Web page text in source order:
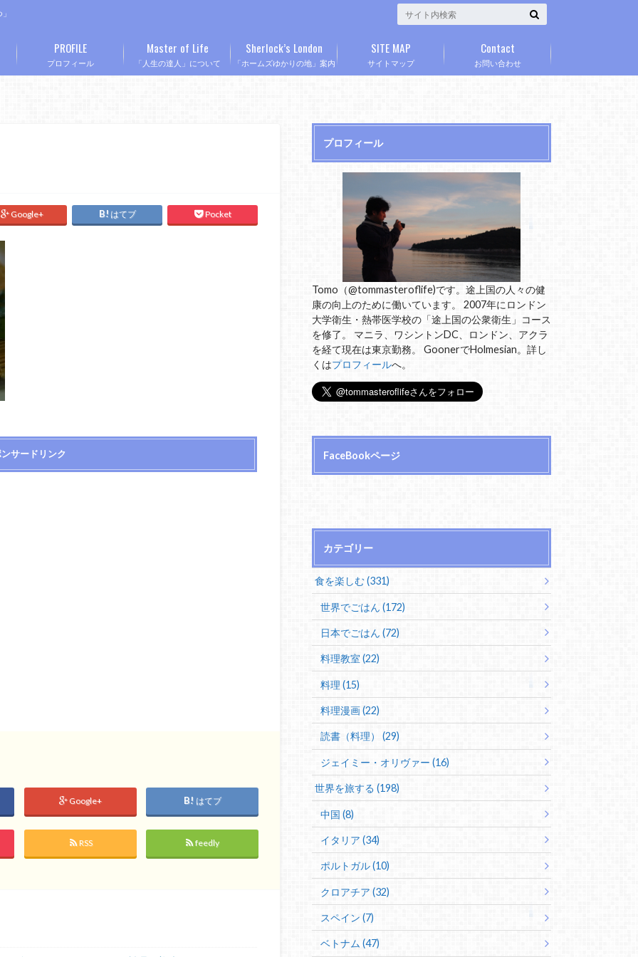
プロフィール
PROFILE
「人生の達人」について
Master of Life
「ホームズゆかりの地」案内
Sherlock’s London
サイトマップ
SITE MAP
お問い合わせ
Contact
Google+ はてブ Pocket
サードリンク
Google+ はてブ
RSS feedly
プロフィール
Tomo（@tommasteroflife)です。途上国の人々の健
康の向上のために働いています。 2007年にロンドン
大学衛生・熱帯医学校の「途上国の公衆衛生」コース
を修了。 マニラ、ワシントンDC、ロンドン、アクラ
を経て現在は東京勤務。 GoonerでHolmesian。詳し
くはプロフィールへ。
FaceBookページ
カテゴリー
食を楽しむ (331)
世界でごはん (172)
日本でごはん (72)
料理教室 (22)
料理 (15)
料理漫画 (22)
読書（料理） (29)
ジェイミー・オリヴァー (16)
世界を旅する (198)
中国 (8)
イタリア (34)
ポルトガル (10)
クロアチア (32)
スペイン (7)
ベトナム (47)